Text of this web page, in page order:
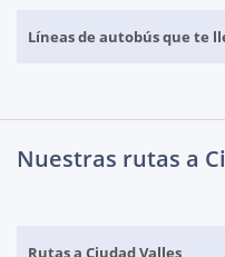
Líneas de autobús que te
Nuestras rutas a